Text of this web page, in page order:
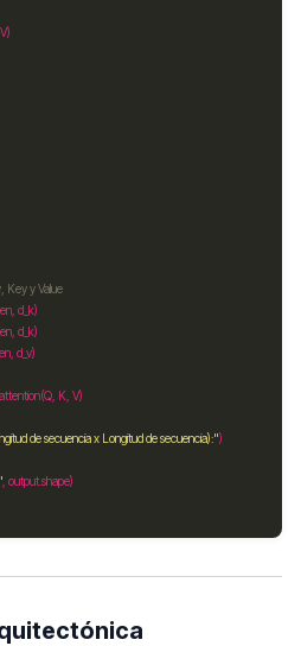
Key y Value
de secuencia x Longitud de secuencia):"
, output